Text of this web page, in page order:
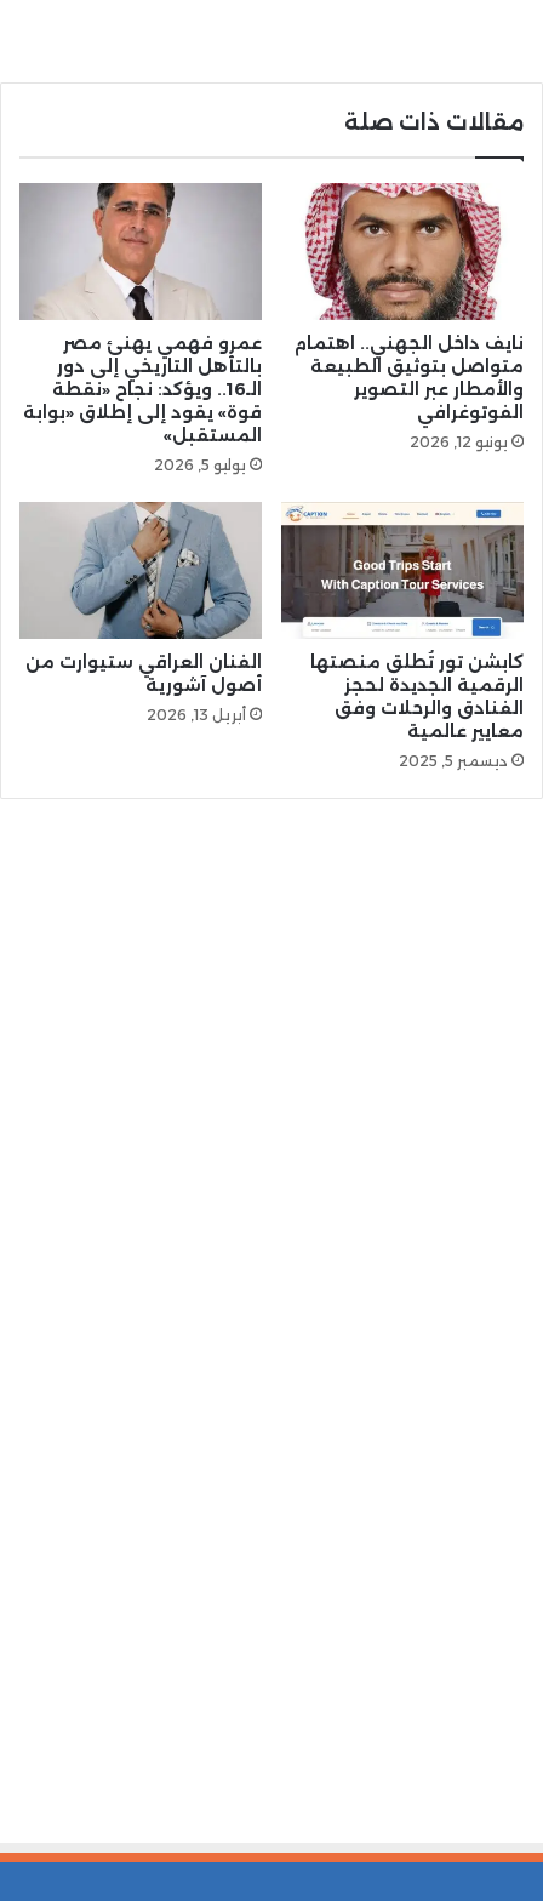
مقالات ذات صلة
نايف داخل الجهني.. اهتمام
متواصل بتوثيق الطبيعة
والأمطار عبر التصوير
الفوتوغرافي
يونيو 12, 2026
عمرو فهمي يهنئ مصر
بالتأهل التاريخي إلى دور
الـ16.. ويؤكد: نجاح «نقطة
قوة» يقود إلى إطلاق «بوابة
المستقبل»
يوليو 5, 2026
كابشن تور تُطلق منصتها
الرقمية الجديدة لحجز
الفنادق والرحلات وفق
معايير عالمية
ديسمبر 5, 2025
الفنان العراقي ستيوارت من
أصول آشورية
أبريل 13, 2026